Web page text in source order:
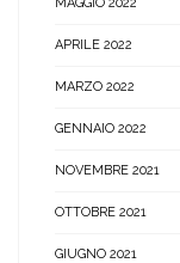
APRILE 2022
MARZO 2022
GENNAIO 2022
NOVEMBRE 2021
OTTOBRE 2021
GIUGNO 2021